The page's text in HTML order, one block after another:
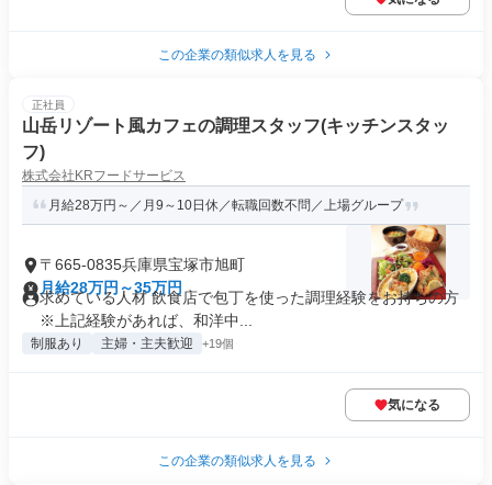
この企業の類似求人を見る
正社員
山岳リゾート風カフェの調理スタッフ(キッチンスタッ
フ)
株式会社KRフードサービス
月給28万円～／月9～10日休／転職回数不問／上場グループ
〒665-0835兵庫県宝塚市旭町
月給28万円～35万円
求めている人材 飲食店で包丁を使った調理経験をお持ちの方
※上記経験があれば、和洋中...
制服あり 主婦・主夫歓迎 +19個
気になる
この企業の類似求人を見る